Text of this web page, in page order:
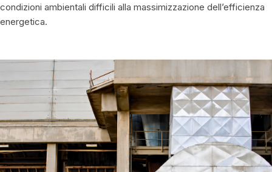
condizioni ambientali difficili alla massimizzazione dell’efficienza
energetica.